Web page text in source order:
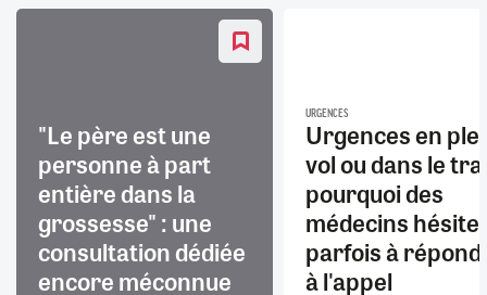
"Le père est une
personne à part
entière dans la
grossesse" : une
consultation dédiée
encore méconnue
URGENCES
Urgences en
vol ou dans le
pourquoi des
médecins
parfois à
à l'appel